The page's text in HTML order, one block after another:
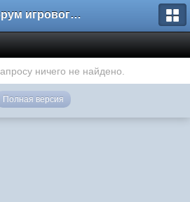
Форум игрового проекта Riverrise
ничего не найдено.
Полная версия